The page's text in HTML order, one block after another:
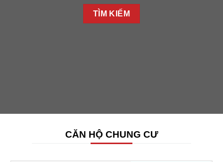
TÌM KIẾM
CĂN HỘ CHUNG CƯ